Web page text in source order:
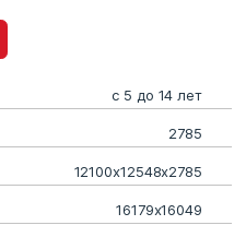
с 5 до 14 лет
2785
12100х12548х2785
16179х16049